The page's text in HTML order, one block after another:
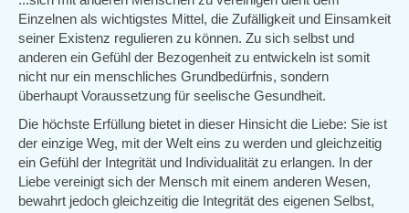
external)
Einzelnen als wichtigstes Mittel, die Zufälligkeit und Einsamkeit
seiner Existenz regulieren zu können. Zu sich selbst und
anderen ein Gefühl der Bezogenheit zu entwickeln ist somit
nicht nur ein menschliches Grundbedürfnis, sondern
überhaupt Voraussetzung für seelische Gesundheit.
Die höchste Erfüllung bietet in dieser Hinsicht die Liebe: Sie ist
der einzige Weg, mit der Welt eins zu werden und gleichzeitig
ein Gefühl der Integrität und Individualität zu erlangen. In der
Liebe vereinigt sich der Mensch mit einem anderen Wesen,
bewahrt jedoch gleichzeitig die Integrität des eigenen Selbst,